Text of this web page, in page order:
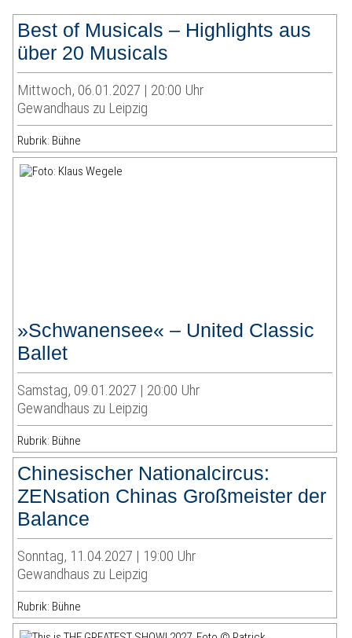
Best of Musicals – Highlights aus
über 20 Musicals
Mittwoch, 06.01.2027 | 20:00 Uhr
Gewandhaus zu Leipzig
Rubrik: Bühne
»Schwanensee« – United Classic
Ballet
Samstag, 09.01.2027 | 20:00 Uhr
Gewandhaus zu Leipzig
Rubrik: Bühne
Chinesischer Nationalcircus:
ZENsation Chinas Großmeister der
Balance
Sonntag, 11.04.2027 | 19:00 Uhr
Gewandhaus zu Leipzig
Rubrik: Bühne